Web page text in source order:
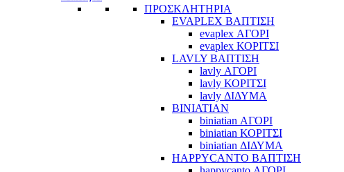
ΠΡΟΣΚΛΗΤΗΡΙΑ
EVAPLEX ΒΑΠΤΙΣΗ
evaplex ΑΓΟΡΙ
evaplex ΚΟΡΙΤΣΙ
LAVLY ΒΑΠΤΙΣΗ
lavly ΑΓΟΡΙ
lavly ΚΟΡΙΤΣΙ
lavly ΔΙΔΥΜΑ
BINIATIAN
biniatian ΑΓΟΡΙ
biniatian ΚΟΡΙΤΣΙ
biniatian ΔΙΔΥΜΑ
HAPPYCANTO ΒΑΠΤΙΣΗ